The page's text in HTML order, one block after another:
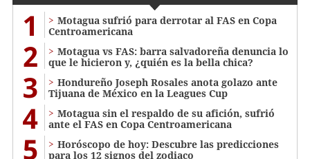
1
Motagua sufrió para derrotar al FAS en Copa
Centroamericana
2
Motagua vs FAS: barra salvadoreña denuncia lo
que le hicieron y, ¿quién es la bella chica?
3
Hondureño Joseph Rosales anota golazo ante
Tijuana de México en la Leagues Cup
4
Motagua sin el respaldo de su afición, sufrió
ante el FAS en Copa Centroamericana
5
Horóscopo de hoy: Descubre las predicciones
para los 12 signos del zodiaco